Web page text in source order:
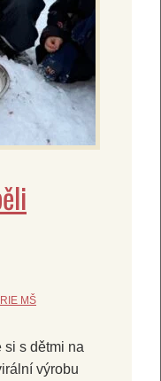
MŠ
si s dětmi na
výrobu